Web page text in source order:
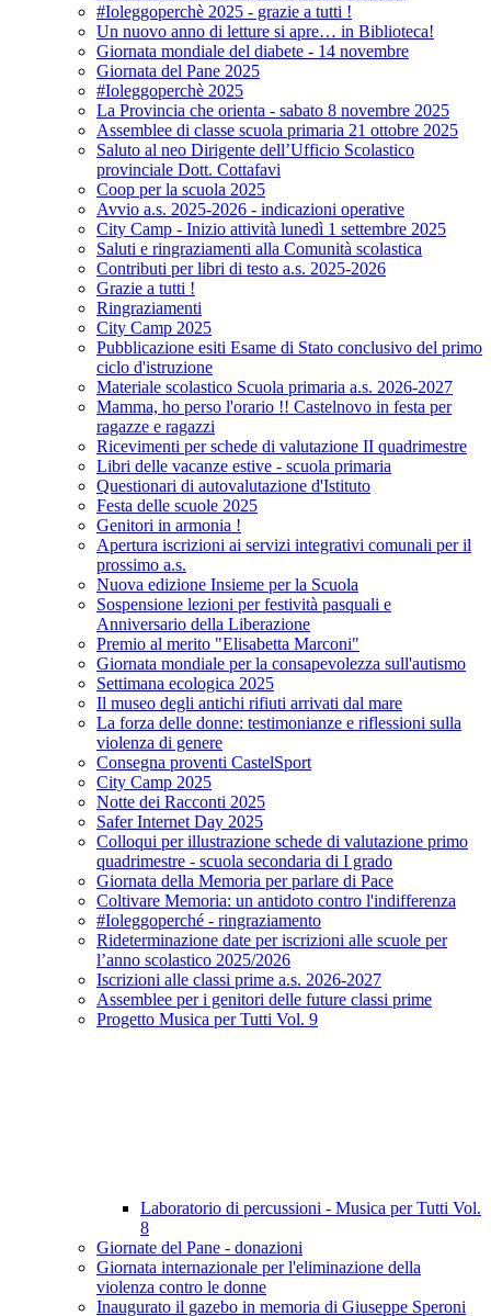
#Ioleggoperchè 2025 - grazie a tutti !
Un nuovo anno di letture si apre… in Biblioteca!
Giornata mondiale del diabete - 14 novembre
Giornata del Pane 2025
#Ioleggoperchè 2025
La Provincia che orienta - sabato 8 novembre 2025
Assemblee di classe scuola primaria 21 ottobre 2025
Saluto al neo Dirigente dell’Ufficio Scolastico
provinciale Dott. Cottafavi
Coop per la scuola 2025
Avvio a.s. 2025-2026 - indicazioni operative
City Camp - Inizio attività lunedì 1 settembre 2025
Saluti e ringraziamenti alla Comunità scolastica
Contributi per libri di testo a.s. 2025-2026
Grazie a tutti !
Ringraziamenti
City Camp 2025
Pubblicazione esiti Esame di Stato conclusivo del primo
ciclo d'istruzione
Materiale scolastico Scuola primaria a.s. 2026-2027
Mamma, ho perso l'orario !! Castelnovo in festa per
ragazze e ragazzi
Ricevimenti per schede di valutazione II quadrimestre
Libri delle vacanze estive - scuola primaria
Questionari di autovalutazione d'Istituto
Festa delle scuole 2025
Genitori in armonia !
Apertura iscrizioni ai servizi integrativi comunali per il
prossimo a.s.
Nuova edizione Insieme per la Scuola
Sospensione lezioni per festività pasquali e
Anniversario della Liberazione
Premio al merito "Elisabetta Marconi"
Giornata mondiale per la consapevolezza sull'autismo
Settimana ecologica 2025
Il museo degli antichi rifiuti arrivati dal mare
La forza delle donne: testimonianze e riflessioni sulla
violenza di genere
Consegna proventi CastelSport
City Camp 2025
Notte dei Racconti 2025
Safer Internet Day 2025
Colloqui per illustrazione schede di valutazione primo
quadrimestre - scuola secondaria di I grado
Giornata della Memoria per parlare di Pace
Coltivare Memoria: un antidoto contro l'indifferenza
#Ioleggoperché - ringraziamento
Rideterminazione date per iscrizioni alle scuole per
l’anno scolastico 2025/2026
Iscrizioni alle classi prime a.s. 2026-2027
Assemblee per i genitori delle future classi prime
Progetto Musica per Tutti Vol. 9
Laboratorio di percussioni - Musica per Tutti Vol.
8
Giornate del Pane - donazioni
Giornata internazionale per l'eliminazione della
violenza contro le donne
Inaugurato il gazebo in memoria di Giuseppe Speroni